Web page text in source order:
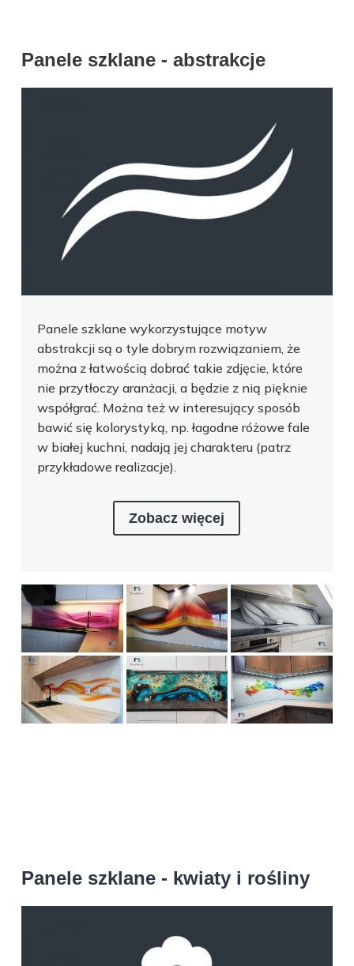
Panele szklane - abstrakcje
Panele szklane wykorzystujące motyw
abstrakcji są o tyle dobrym rozwiązaniem, że
można z łatwością dobrać takie zdjęcie, które
nie przytłoczy aranżacji, a będzie z nią pięknie
współgrać. Można też w interesujący sposób
bawić się kolorystyką, np. łagodne różowe fale
w białej kuchni, nadają jej charakteru (patrz
przykładowe realizacje).
Zobacz więcej
Panele szklane - kwiaty i rośliny